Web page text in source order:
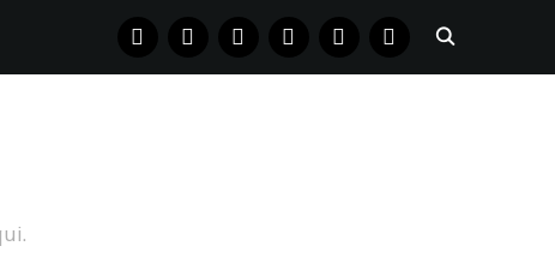
FACEBOOKINSTAGRAM
YOUTUBE PINTERESTTUMBLR